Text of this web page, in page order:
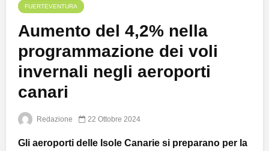
FUERTEVENTURA
Aumento del 4,2% nella
programmazione dei voli
invernali negli aeroporti
canari
Redazione 22 Ottobre 2024
Gli aeroporti delle Isole Canarie si preparano per la